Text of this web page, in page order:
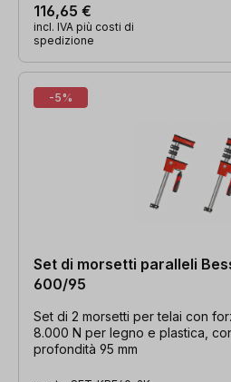
116,65 €
incl. IVA più costi di
spedizione
-5%
Set di morsetti paralleli
600/95
Set di 2 morsetti per telai con
8.000 N per legno e plastica,
profondità 95 mm